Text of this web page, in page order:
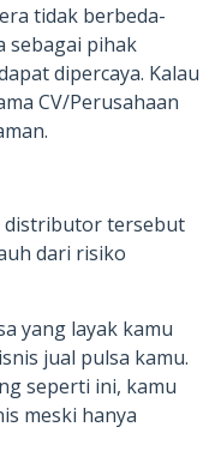
tidak berbeda-
sebagai pihak
dipercaya. Kalau
CV/Perusahaan
distributor tersebut
dari risiko
yang layak kamu
jual pulsa kamu.
seperti ini, kamu
meski hanya